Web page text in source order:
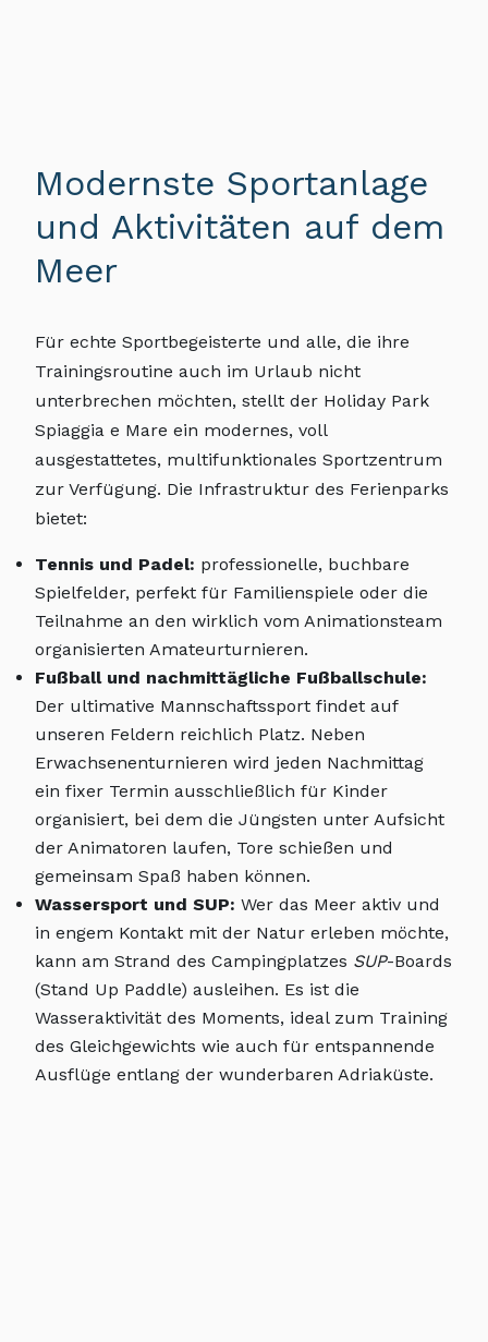
Modernste Sportanlage
und Aktivitäten auf dem
Meer
Für echte Sportbegeisterte und alle, die ihre
Trainingsroutine auch im Urlaub nicht
unterbrechen möchten, stellt der Holiday Park
Spiaggia e Mare ein modernes, voll
ausgestattetes, multifunktionales Sportzentrum
zur Verfügung. Die Infrastruktur des Ferienparks
bietet:
Tennis und Padel: professionelle, buchbare
Spielfelder, perfekt für Familienspiele oder die
Teilnahme an den wirklich vom Animationsteam
organisierten Amateurturnieren.
Fußball und nachmittägliche Fußballschule:
Der ultimative Mannschaftssport findet auf
unseren Feldern reichlich Platz. Neben
Erwachsenenturnieren wird jeden Nachmittag
ein fixer Termin ausschließlich für Kinder
organisiert, bei dem die Jüngsten unter Aufsicht
der Animatoren laufen, Tore schießen und
gemeinsam Spaß haben können.
Wassersport und SUP: Wer das Meer aktiv und
in engem Kontakt mit der Natur erleben möchte,
kann am Strand des Campingplatzes SUP-Boards
(Stand Up Paddle) ausleihen. Es ist die
Wasseraktivität des Moments, ideal zum Training
des Gleichgewichts wie auch für entspannende
Ausflüge entlang der wunderbaren Adriaküste.